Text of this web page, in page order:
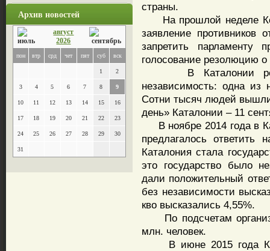
Архив новостей
август
2026
пон втр срд чет пят суб вск
1 2
3 4 5 6 7 8 9
10 11 12 13 14 15 16
17 18 19 20 21 22 23
24 25 26 27 28 29 30
31
страны.
На прошлой неделе
заявление противников
запретить парламенту
голосование резолюцию
В Каталонии
независимость: одна из
Сотни тысяч людей
день» Каталонии – 11
В ноябре 2014 года в
предлагалось
Каталония стала
это государство было
дали положительный
без независимости
кво высказались 4,55%.
По подсчетам
млн. человек.
В июне 2015 года